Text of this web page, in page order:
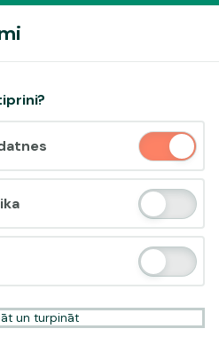
sīkdatnes?
veidu sīkdatnes: obligāti
un statistikas, reklāmas.
visu
un turpināt